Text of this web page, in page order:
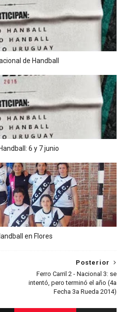
de Handball
6 y 7 junio
en Flores
Posterior
Ferro Carril 2 - Nacional 3: se
intentó, pero terminó el año (4a
Fecha 3a Rueda 2014)